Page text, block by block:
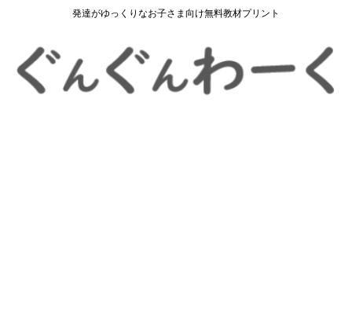
発達がゆっくりなお子さま向け無料教材プリント